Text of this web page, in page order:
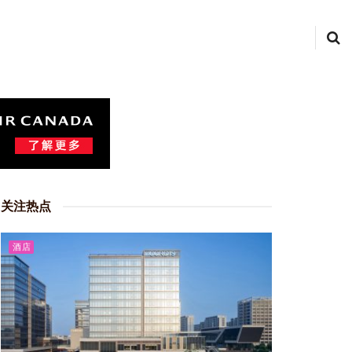
关注热点
酒店